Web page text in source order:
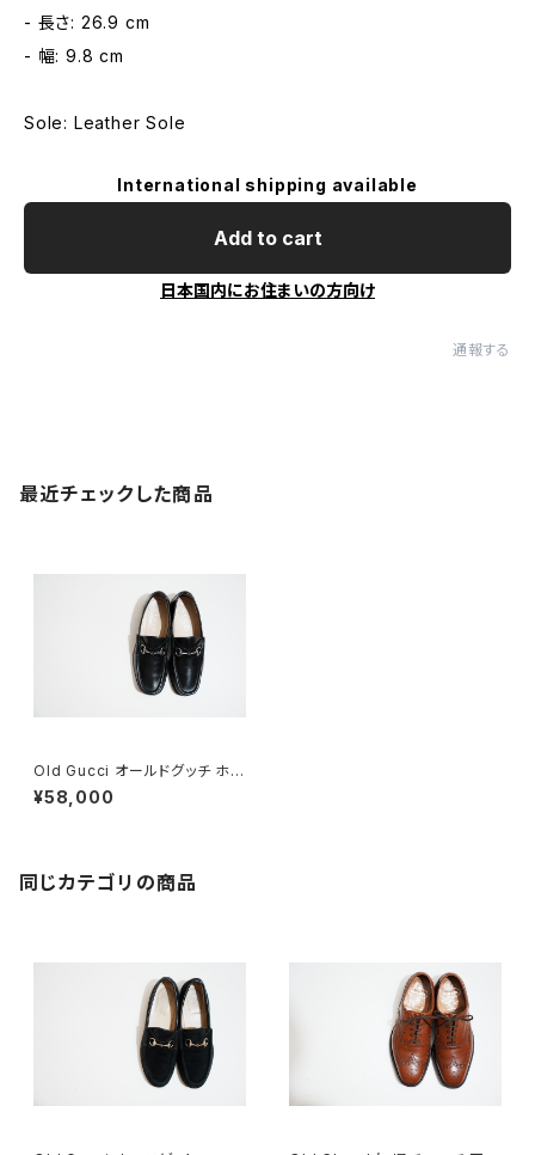
- 長さ: 26.9 cm
- 幅: 9.8 cm
Sole: Leather Sole
International shipping available
Add to cart
日本国内にお住まいの方向け
通報する
最近チェックした商品
Old Gucci オールドグッチ ホー
スビットローファー 40 E Black
¥58,000
同じカテゴリの商品